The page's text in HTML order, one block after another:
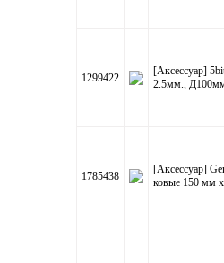
1299422
[Аксессуар]
2.5мм.,
1785438
[Аксессуар]
ковые 150 мм